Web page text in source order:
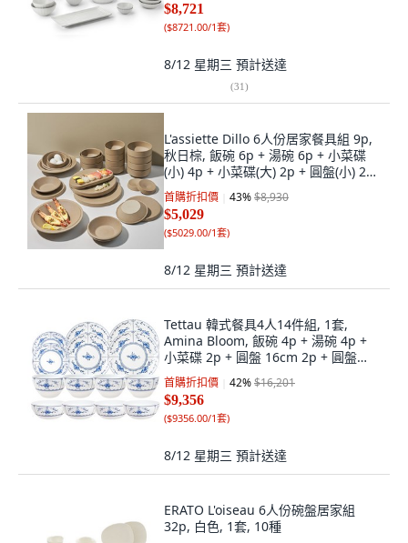
$8,721
($8721.00/1套)
8/12 星期三 預計送達
(31)
L'assiette Dillo 6人份居家餐具組 9p,
秋日棕, 飯碗 6p + 湯碗 6p + 小菜碟
(小) 4p + 小菜碟(大) 2p + 圓盤(小) 2p
+ 圓盤(大) 2p + 長方盤 + 多用途碗 2p
+ 醬料碗 2p, 1套
首購折扣價 43%$8,930
$5,029
($5029.00/1套)
8/12 星期三 預計送達
Tettau 韓式餐具4人14件組, 1套,
Amina Bloom, 飯碗 4p + 湯碗 4p +
小菜碟 2p + 圓盤 16cm 2p + 圓盤
19cm 2p
首購折扣價 42%$16,201
$9,356
($9356.00/1套)
8/12 星期三 預計送達
ERATO L'oiseau 6人份碗盤居家組
32p, 白色, 1套, 10種